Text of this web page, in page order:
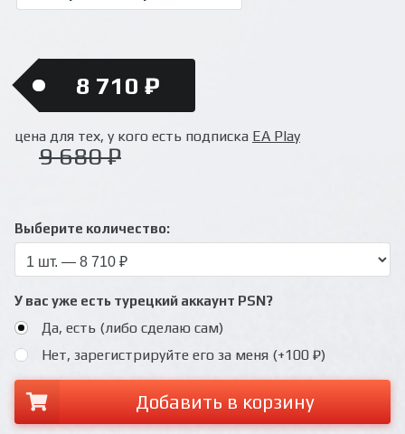
8 710 ₽
цена для тех, у кого есть подписка EA Play
9 680 ₽
Выберите количество:
У вас уже есть турецкий аккаунт PSN?
Да, есть (либо сделаю сам)
Нет, зарегистрируйте его за меня (+100 ₽)
Добавить в корзину